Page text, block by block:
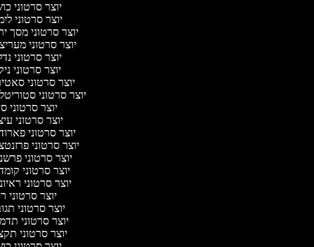
יוצר סרטוני
יוצר סרטוני
יוצר סרטוני מסך
יוצר סרטוני
יוצר סרטוני
יוצר סרטוני
יוצר סרטוני
יוצר סרטוני
יוצר סרטוני
יוצר סרטוני
יוצר סרטוני
יוצר סרטוני
יוצר סרטוני
יוצר סרטוני
יוצר סרטוני
יוצר סרטוני
יוצר סרטוני
יוצר סרטוני
יוצר סרטוני